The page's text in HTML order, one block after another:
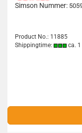
Simson Nummer:
Product No.: 11885
Shippingtime:
ca. 1